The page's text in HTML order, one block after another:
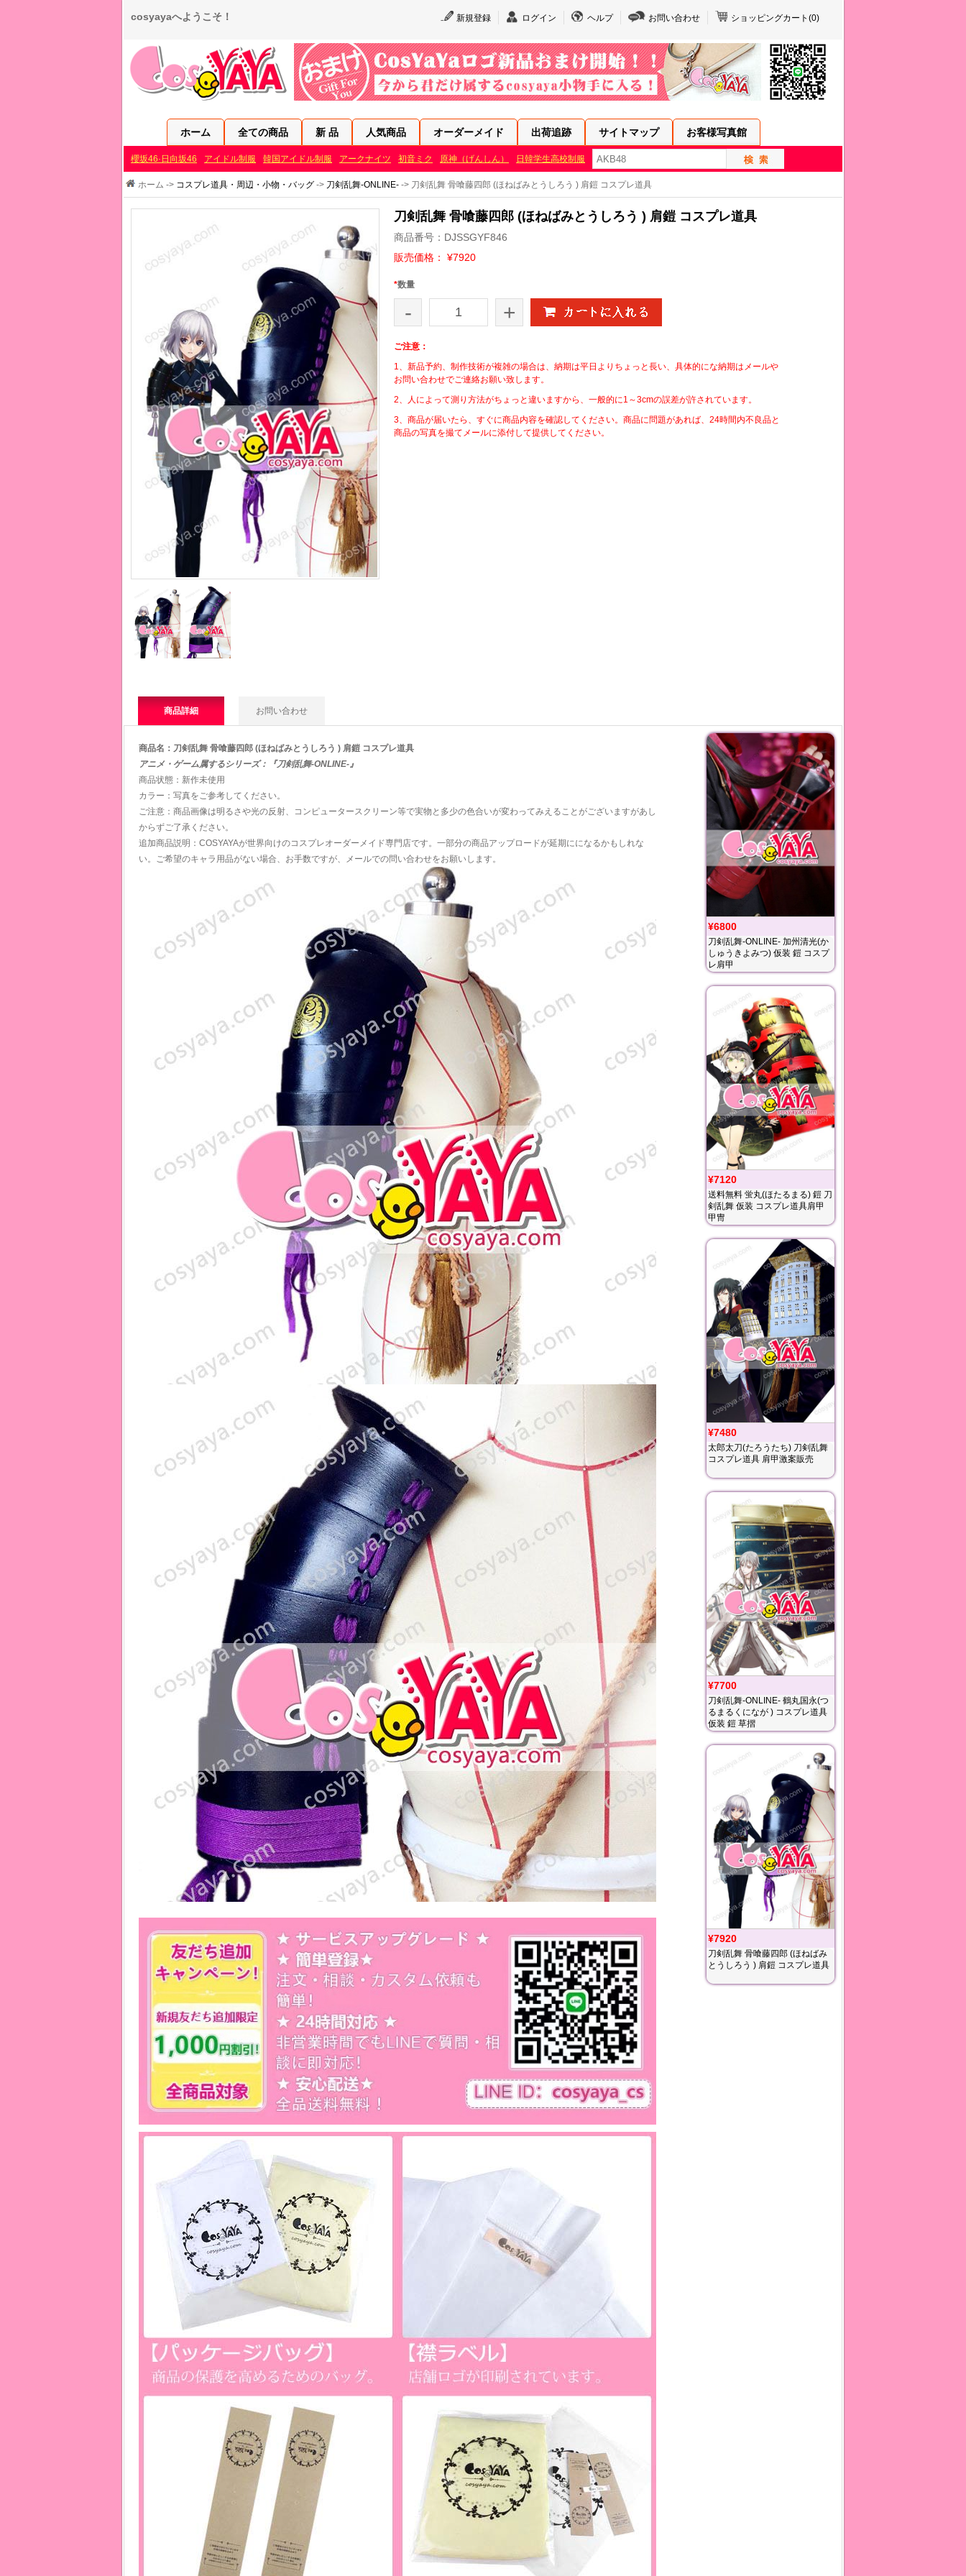
cosyayaへようこそ！ 新規登録 ログイン ヘルプ お問い合わせ ショッピングカート(0)
ホーム 全ての商品 新 品 人気商品 オーダーメイド 出荷追跡 サイトマップ お客様写真館
櫻坂46·日向坂46 アイドル制服 韓国アイドル制服 アークナイツ 初音ミク 原神（げんしん） 日韓学生高校制服
ホーム -> コスプレ道具・周辺・小物・バッグ -> 刀剣乱舞-ONLINE- -> 刀剣乱舞 骨喰藤四郎 (ほねばみとうしろう ) 肩鎧 コスプレ道具
刀剣乱舞 骨喰藤四郎 (ほねばみとうしろう ) 肩鎧 コスプレ道具
商品番号：DJSSGYF846
販売価格： ¥7920
*数量
- +
ご注意：
1、新品予約、制作技術が複雑の場合は、納期は平日よりちょっと長い、具体的にな納期はメールや
お問い合わせでご連絡お願い致します。
2、人によって測り方法がちょっと違いますから、一般的に1～3cmの誤差が許されています。
3、商品が届いたら、すぐに商品内容を確認してください。商品に問題があれば、24時間内不良品と
商品の写真を撮てメールに添付して提供してください。
商品詳細 お問い合わせ
商品名：刀剣乱舞 骨喰藤四郎 (ほねばみとうしろう ) 肩鎧 コスプレ道具
アニメ・ゲーム属するシリーズ：『刀剣乱舞-ONLINE-』
商品状態：新作未使用
カラー：写真をご参考してください。
ご注意：商品画像は明るさや光の反射、コンピュータースクリーン等で実物と多少の色合いが変わってみえることがございますがあし
からずご了承ください。
追加商品説明：COSYAYAが世界向けのコスプレオーダーメイド専門店です。一部分の商品アップロードが延期にになるかもしれな
い。ご希望のキャラ用品がない場合、お手数ですが、メールでの問い合わせをお願いします。
¥6800
刀剣乱舞-ONLINE- 加州清光(か
しゅうきよみつ) 仮装 鎧 コスプ
レ肩甲
¥7120
送料無料 蛍丸(ほたるまる) 鎧 刀
剣乱舞 仮装 コスプレ道具肩甲
甲冑
¥7480
太郎太刀(たろうたち) 刀剣乱舞
コスプレ道具 肩甲激案販売
¥7700
刀剣乱舞-ONLINE- 鶴丸国永(つ
るまるくになが ) コスプレ道具
仮装 鎧 草摺
¥7920
刀剣乱舞 骨喰藤四郎 (ほねばみ
とうしろう ) 肩鎧 コスプレ道具